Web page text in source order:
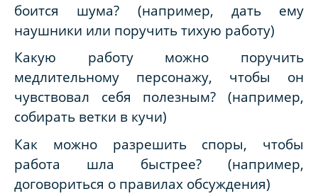
боится шума? (например, дать ему
наушники или поручить тихую работу)
Какую работу можно поручить
медлительному персонажу, чтобы он
чувствовал себя полезным? (например,
собирать ветки в кучи)
Как можно разрешить споры, чтобы
работа шла быстрее? (например,
договориться о правилах обсуждения)